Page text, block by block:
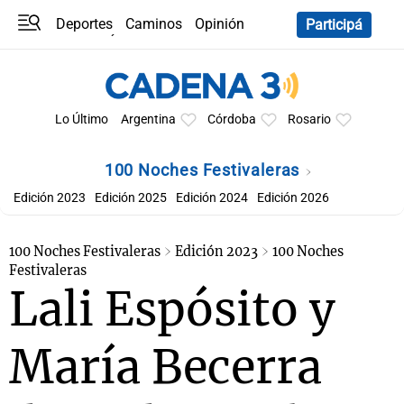
Deportes Caminos
Opinión
Participá
Lo Último Argentina Córdoba Rosario
100 Noches Festivaleras
Edición 2023 Edición 2025 Edición 2024 Edición 2026
100 Noches Festivaleras Edición 2023
100 Noches
Festivaleras
Lali Espósito y
María Becerra